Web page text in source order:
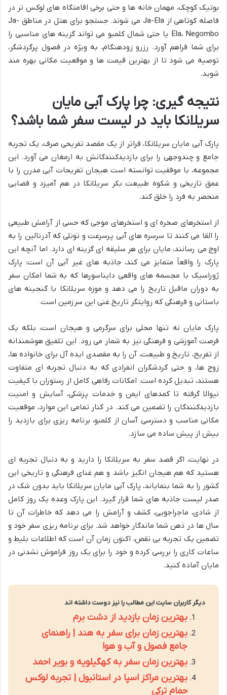
بوتیک کوچک، مهمان خانه ها و حتی برخی اقامتگاه های لوکس تر در
فاصله کوتاهی از Ja-Ela می شوند. جستجو برای هتل در مناطق Ja-
Ela، Negombo یا حتی شمال کلمبو می تواند گزینه های مناسبی را
برای شما فراهم آورد. رزرو زودهنگام، به ویژه در فصول پرگردشگر،
توصیه می شود تا از بهترین قیمت ها و موقعیت مکانی بهره مند
شوید.
نتیجه گیری: چرا پارک آبی مایان
سریلانکا باید در لیست سفر شما باشد؟
پارک آبی مایان سریلانکا، فراتر از یک مقصد تفریحی صرف، یک تجربه
جامع و چندوجهی را برای بازدیدکنندگانش به ارمغان می آورد. این
مجموعه، با موفقیت توانسته است هیجان تفریحات آبی مدرن را با
عمق تاریخی و شکوه طبیعت بکر سریلانکا در هم آمیزد و فضایی
منحصر به فرد را خلق کند.
از استخرهای صخره ای و استخرهای موجی که حسی از آرامش طبیعی
را القا می کنند تا سرسره های آبی پرسرعت و تونلی که آدرنالین را به
اوج می رسانند، مایان برای هر سلیقه ای گزینه ای دارد. اما آنچه این
پارک را واقعاً متمایز می کند، جاذبه های غیر آبی آن است: پارک
ژوراسیک با مجسمه های واقعی دایناسورها که به شما امکان سفر
به دوران ماقبل تاریخ را می دهد و موزه سریلانکا با گنجینه های
باستانی و فرهنگی که روایتگر تاریخ غنی این سرزمین است.
پارک مایان نه تنها محلی برای سرگرمی و هیجان است، بلکه یک
فرصت آموزشی و فرهنگی نیز به شمار می رود. این تلفیق هوشمندانه
از تفریح، تاریخ و طبیعت، آن را به مقصدی ایده آل برای خانواده ها،
زوج ها، و حتی گردشگران انفرادی که به دنبال تجربه ای متفاوت
هستند، تبدیل کرده است. امکانات رفاهی کامل از رستوران با کیفیت
نیوالا گرفته تا کمدهای ایمن و خدمات پزشکی، آسایش و امنیت
بازدیدکنندگان را تضمین می کند. در کنار تمامی این موارد، موقعیت
مکانی مناسب و دسترسی آسان از کلمبو، برنامه ریزی برای بازدید را
بیش از پیش ساده می سازد.
در نهایت، اگر قصد سفر به سریلانکا را دارید و به دنبال تجربه ای
هستید که هم هیجان انگیز باشد و هم غنای فرهنگی و تاریخی این
کشور را به شما بنمایاند، پارک آبی مایان سریلانکا باید بدون شک در
صدر لیست جاذبه های شما قرار گیرد. این پارک وعده یک روز کامل
از شادی، ماجراجویی، کشف و آرامش را می دهد که خاطرات آن تا
سال ها در ذهن شما ماندگار خواهد شد. برای برنامه ریزی سفر خود و
تضمین یک تجربه بی نقص، اکنون زمان آن است که اطلاعات بلیط و
ساعات کاری را بررسی کرده و خود را برای یک روز فراموش نشدنی در
مایان آماده کنید.
دیگر کاربران سایت این مطالب را نیز دوست داشته اند
بهترین زمان بازدید از دشت برم
بهترین زمان برای سفر به هند | راهنمای
جامع فصول و آب و هوا
بهترین زمان سفر به کهگیلویه و بویر احمد
بهترین مراکز اسپا در استانبول | تجربه لوکس
حمام ترکی